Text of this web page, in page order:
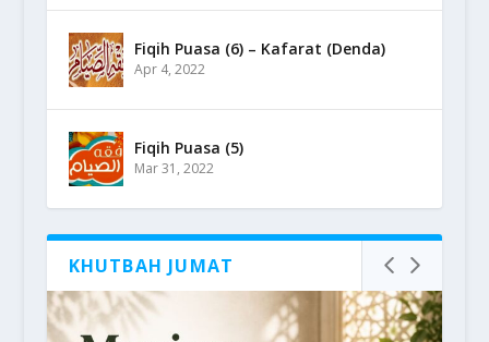
Fiqih Puasa (6) – Kafarat (Denda)
Apr 4, 2022
Fiqih Puasa (5)
Mar 31, 2022
KHUTBAH JUMAT